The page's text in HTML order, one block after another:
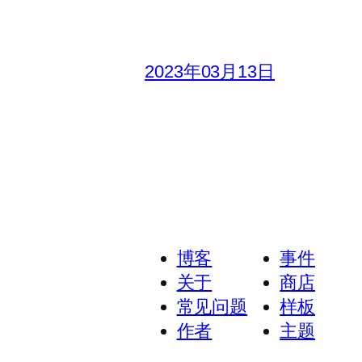
2023年03月13日
博客
关于
常见问题
作者
事件
商店
样板
主题